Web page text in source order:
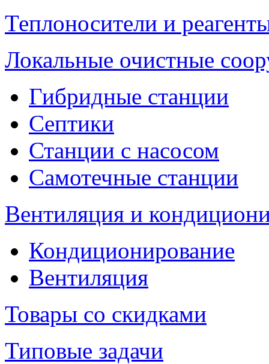
Теплоносители и
Локальные очистные
Гибридные станции
Септики
Станции с насосом
Самотечные станции
Вентиляция и
Кондиционирование
Вентиляция
Товары со скидками
Типовые задачи